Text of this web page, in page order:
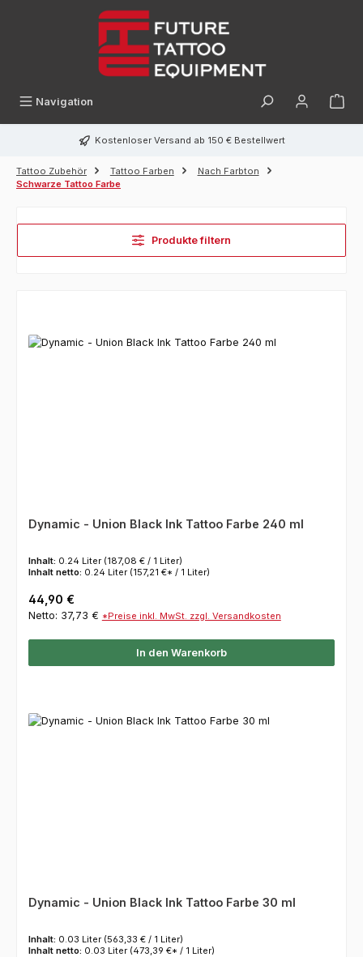
Navigation
Kostenloser Versand ab 150 € Bestellwert
Tattoo Zubehör Tattoo Farben
Nach Farbton
Schwarze Tattoo Farbe
Produkte filtern
Dynamic - Union Black Ink Tattoo Farbe 240 ml
Inhalt: 0.24 Liter (187,08 € / 1 Liter)
Inhalt netto: 0.24 Liter (157,21 €* / 1 Liter)
Regulärer Preis:
44,90 €
Netto: 37,73 € *Preise inkl. MwSt. zzgl. Versandkosten
In den Warenkorb
Dynamic - Union Black Ink Tattoo Farbe 30 ml
Inhalt: 0.03 Liter (563,33 € / 1 Liter)
Inhalt netto: 0.03 Liter (473,39 €* / 1 Liter)